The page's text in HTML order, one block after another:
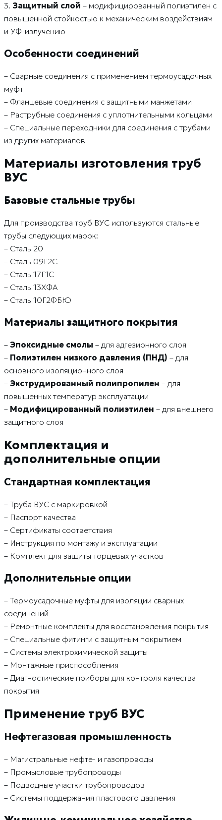
3. Защитный слой – модифицированный полиэтилен с
повышенной стойкостью к механическим воздействиям
и УФ-излучению
Особенности соединений
– Сварные соединения с применением термоусадочных
муфт
– Фланцевые соединения с защитными манжетами
– Раструбные соединения с уплотнительными кольцами
– Специальные переходники для соединения с трубами
из других материалов
Материалы изготовления труб
ВУС
Базовые стальные трубы
Для производства труб ВУС используются стальные
трубы следующих марок:
– Сталь 20
– Сталь 09Г2С
– Сталь 17Г1С
– Сталь 13ХФА
– Сталь 10Г2ФБЮ
Материалы защитного покрытия
– Эпоксидные смолы – для адгезионного слоя
– Полиэтилен низкого давления (ПНД) – для
основного изоляционного слоя
– Экструдированный полипропилен – для
повышенных температур эксплуатации
– Модифицированный полиэтилен – для внешнего
защитного слоя
Комплектация и
дополнительные опции
Стандартная комплектация
– Труба ВУС с маркировкой
– Паспорт качества
– Сертификаты соответствия
– Инструкция по монтажу и эксплуатации
– Комплект для защиты торцевых участков
Дополнительные опции
– Термоусадочные муфты для изоляции сварных
соединений
– Ремонтные комплекты для восстановления покрытия
– Специальные фитинги с защитным покрытием
– Системы электрохимической защиты
– Монтажные приспособления
– Диагностические приборы для контроля качества
покрытия
Применение труб ВУС
Нефтегазовая промышленность
– Магистральные нефте- и газопроводы
– Промысловые трубопроводы
– Подводные участки трубопроводов
– Системы поддержания пластового давления